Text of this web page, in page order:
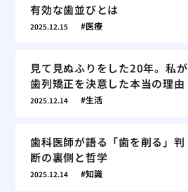
有効な歯並びとは
2025.12.15 医療
見て見ぬふりをした20年。私が
歯列矯正を決意した本当の理由
2025.12.14 生活
歯科医師が語る「歯を削る」判
断の裏側と哲学
2025.12.14 知識